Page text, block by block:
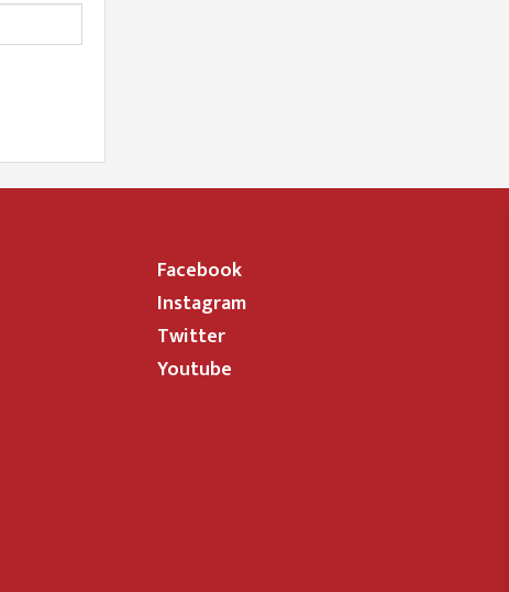
Facebook
Instagram
Twitter
Youtube